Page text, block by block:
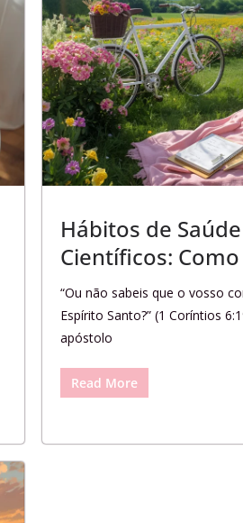
Hábitos de
Científicos:
“Ou não sabeis que o vosso
Espírito Santo?” (1 Coríntios
apóstolo
Read More